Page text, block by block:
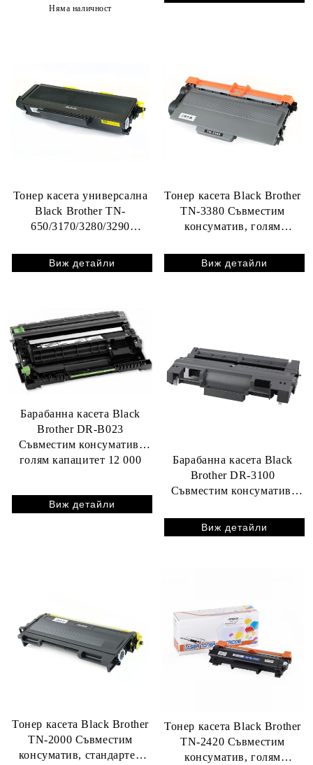
Няма наличност
Тонер касета универсална
Black Brother TN-
650/3170/3280/3290
голям капацитет 8 000 стр.
Виж детайли
Тонер касета Black Brother
TN-3380 Съвместим
консуматив, голям
Виж детайли
Барабанна касета Black
Brother DR-B023
Съвместим консуматив,
голям капацитет 12 000
Виж детайли
Барабанна касета Black
Brother DR-3100
Съвместим консуматив,
стр.
Виж детайли
Тонер касета Black Brother
TN-2000 Съвместим
консуматив, стандартен
Тонер касета Black Brother
TN-2420 Съвместим
консуматив, голям